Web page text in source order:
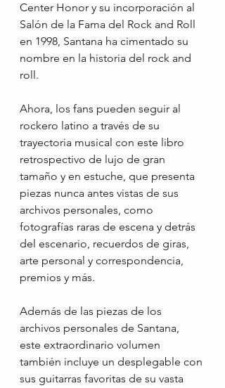
Center Honor y su incorporación al
Salón de la Fama del Rock and Roll
en 1998, Santana ha cimentado su
nombre en la historia del rock and
roll.
Ahora, los fans pueden seguir al
rockero latino a través de su
trayectoria musical con este libro
retrospectivo de lujo de gran
tamaño y en estuche, que presenta
piezas nunca antes vistas de sus
archivos personales, como
fotografías raras de escena y detrás
del escenario, recuerdos de giras,
arte personal y correspondencia,
premios y más.
Además de las piezas de los
archivos personales de Santana,
este extraordinario volumen
también incluye un desplegable con
sus guitarras favoritas de su vasta